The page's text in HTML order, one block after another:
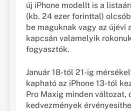
új iPhone modellt is a
(kb. 24 ezer forinttal)
be maguknak vagy az újévi
kapcsán valamelyik
fogyasztók.
Január 18-tól 21-ig
kapható az iPhone 13-tól
Pro Maxig minden változat,
kedvezmények